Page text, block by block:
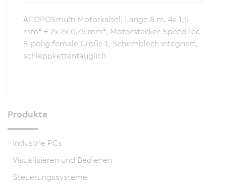
ACOPOSmulti Motorkabel, Länge 8 m, 4x 1,5
mm² + 2x 2x 0,75 mm², Motorstecker SpeedTec
8-polig female Größe 1, Schirmblech integriert,
schleppkettentauglich
Produkte
Industrie PCs
Visualisieren und Bedienen
Steuerungssysteme